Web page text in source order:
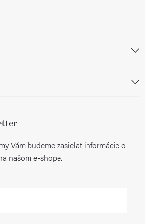
Vám budeme zasielať informácie o
našom e-shope.